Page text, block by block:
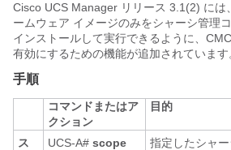
Cisco UCS Manager リリース 3.1(2) には
ームウェア イメージのみをシャーシ管理
インストールして実行できるように、
有効にするための機能が追加されています
手順
コマンドまたはア
クション
目的
ス
UCS-A# scope
指定したシャ